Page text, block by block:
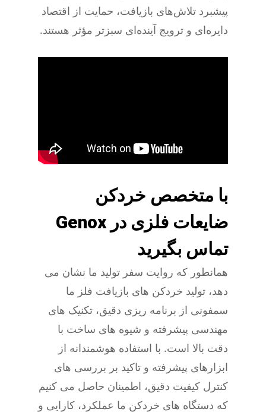
پیشبرد تلاش‌های بازیافت، حمایت از اقتصاد
دایره‌ای و ترویج آینده‌ای سبزتر مؤثر هستند.
با متخصص خردکن
ضایعات فلزی در Genox
تماس بگیرید
همانطور که روایت سفر تولید ما نشان می
دهد، تولید خردکن های بازیافت فلز ما
سمفونی از برنامه ریزی دقیق، تکنیک های
مهندسی پیشرفته و شیوه های ساخت با
دقت بالا است. با استفاده هوشمندانه از
ابزارهای پیشرفته و تاکید بر بررسی های
کنترل کیفیت دقیق، اطمینان حاصل می کنیم
که دستگاه های خردکن ما عملکرد، کارایی و